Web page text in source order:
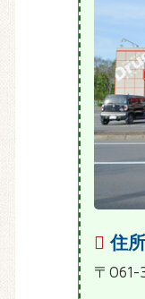
住所
〒061-